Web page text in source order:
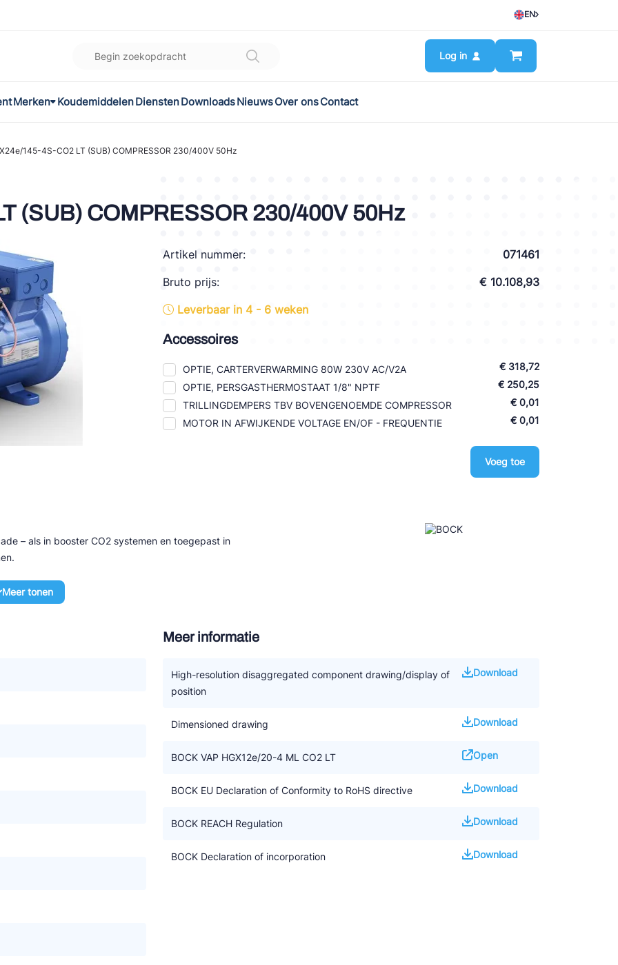
EN
Log in
Merken
Controls
Industries
Schultze
KoudemiddelenDienstenDownloadsNieuwsOver onsContact
145-4S-CO2 LT (SUB) COMPRESSOR 230/400V 50Hz
(SUB) COMPRESSOR 230/400V 50Hz
Artikel nummer:
071461
Bruto prijs:
€ 10.108,93
Leverbaar in 4 - 6 weken
Accessoires
OPTIE, CARTERVERWARMING 80W 230V AC/V2A
€ 318,72
OPTIE, PERSGASTHERMOSTAAT 1/8" NPTF
€ 250,25
TRILLINGDEMPERS TBV BOVENGENOEMDE COMPRESSOR
€ 0,01
MOTOR IN AFWIJKENDE VOLTAGE EN/OF - FREQUENTIE
€ 0,01
Voeg toe
– als in booster CO2 systemen en toegepast in
een oliepomp
van F-gassen
is op de op dat moment geldende kennisniveau.
Meer tonen
Meer informatie
High-resolution disaggregated component drawing/display of
position
Download
Dimensioned drawing Download
BOCK VAP HGX12e/20-4 ML CO2 LT Open
BOCK EU Declaration of Conformity to RoHS directive Download
BOCK REACH Regulation Download
BOCK Declaration of incorporation Download